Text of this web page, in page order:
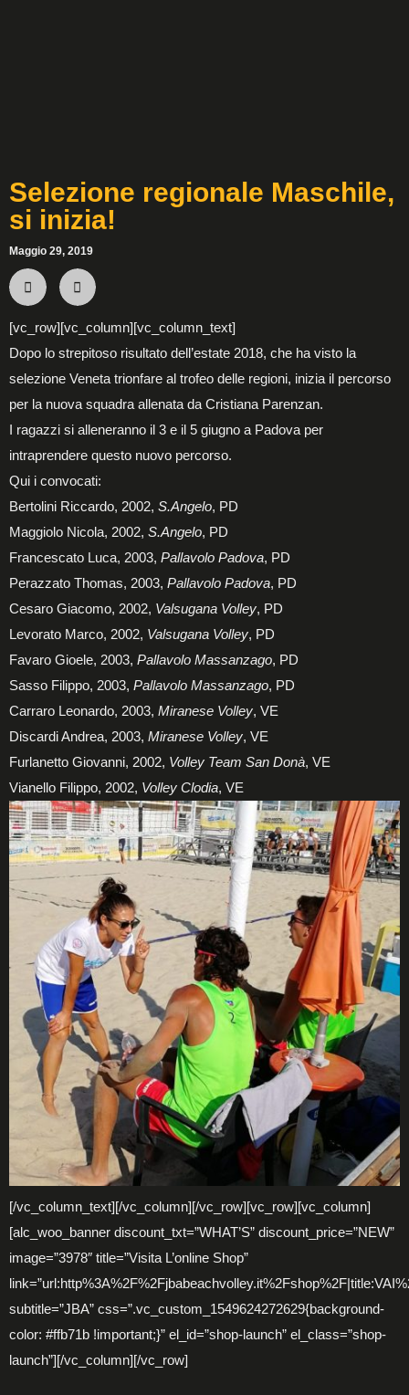
Selezione regionale Maschile,
si inizia!
Maggio 29, 2019
[vc_row][vc_column][vc_column_text]
Dopo lo strepitoso risultato dell’estate 2018, che ha visto la
selezione Veneta trionfare al trofeo delle regioni, inizia il percorso
per la nuova squadra allenata da Cristiana Parenzan.
I ragazzi si alleneranno il 3 e il 5 giugno a Padova per
intraprendere questo nuovo percorso.
Qui i convocati:
Bertolini Riccardo, 2002, S.Angelo, PD
Maggiolo Nicola, 2002, S.Angelo, PD
Francescato Luca, 2003, Pallavolo Padova, PD
Perazzato Thomas, 2003, Pallavolo Padova, PD
Cesaro Giacomo, 2002, Valsugana Volley, PD
Levorato Marco, 2002, Valsugana Volley, PD
Favaro Gioele, 2003, Pallavolo Massanzago, PD
Sasso Filippo, 2003, Pallavolo Massanzago, PD
Carraro Leonardo, 2003, Miranese Volley, VE
Discardi Andrea, 2003, Miranese Volley, VE
Furlanetto Giovanni, 2002, Volley Team San Donà, VE
Vianello Filippo, 2002, Volley Clodia, VE
[/vc_column_text][/vc_column][/vc_row][vc_row][vc_column]
[alc_woo_banner discount_txt=”WHAT’S” discount_price=”NEW”
image=”3978″ title=”Visita L’online Shop”
subtitle=”JBA” css=”.vc_custom_1549624272629{background-
color: #ffb71b !important;}” el_id=”shop-launch” el_class=”shop-
launch”][/vc_column][/vc_row]